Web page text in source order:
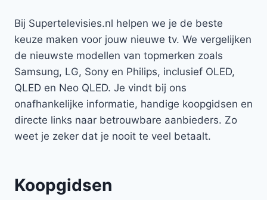
Bij Supertelevisies.nl helpen we je de beste
keuze maken voor jouw nieuwe tv. We vergelijken
de nieuwste modellen van topmerken zoals
Samsung, LG, Sony en Philips, inclusief OLED,
QLED en Neo QLED. Je vindt bij ons
onafhankelijke informatie, handige koopgidsen en
directe links naar betrouwbare aanbieders. Zo
weet je zeker dat je nooit te veel betaalt.
Koopgidsen